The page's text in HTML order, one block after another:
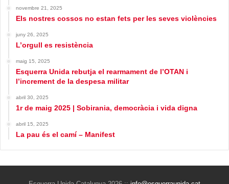
novembre 21, 2025
Els nostres cossos no estan fets per les seves violències
juny 26, 2025
L’orgull es resistència
maig 15, 2025
Esquerra Unida rebutja el rearmament de l’OTAN i
l’increment de la despesa militar
abril 30, 2025
1r de maig 2025 | Sobirania, democràcia i vida digna
abril 15, 2025
La pau és el camí – Manifest